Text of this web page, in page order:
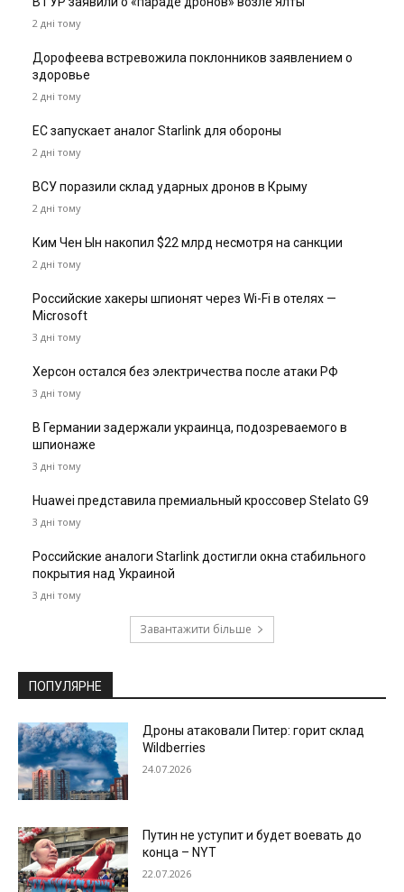
2 дні тому
Дорофеева встревожила поклонников заявлением о
здоровье
2 дні тому
ЕС запускает аналог Starlink для обороны
2 дні тому
ВСУ поразили склад ударных дронов в Крыму
2 дні тому
Ким Чен Ын накопил $22 млрд несмотря на санкции
2 дні тому
Российские хакеры шпионят через Wi-Fi в отелях —
Microsoft
3 дні тому
Херсон остался без электричества после атаки РФ
3 дні тому
В Германии задержали украинца, подозреваемого в
шпионаже
3 дні тому
Huawei представила премиальный кроссовер Stelato G9
3 дні тому
Российские аналоги Starlink достигли окна стабильного
покрытия над Украиной
3 дні тому
Завантажити більше
ПОПУЛЯРНЕ
Дроны атаковали Питер: горит склад
Wildberries
24.07.2026
Путин не уступит и будет воевать до
конца – NYT
22.07.2026